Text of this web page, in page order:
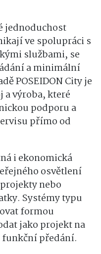
jednoduchost
ve spolupráci s
službami, se
a minimální
POSEIDON City je
a výroba, které
podporu a
přímo od
i ekonomická
osvětlení
nebo
Systémy typu
formou
jako projekt na
funkční předání.